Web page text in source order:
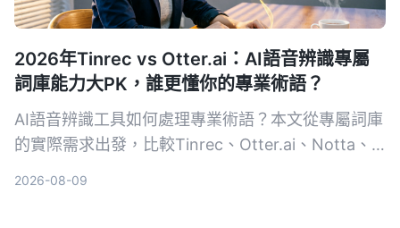
2026年Tinrec vs Otter.ai：AI語音辨識專屬
詞庫能力大PK，誰更懂你的專業術語？
AI語音辨識工具如何處理專業術語？本文從專屬詞庫
的實際需求出發，比較Tinrec、Otter.ai、Notta、
2026-08-09